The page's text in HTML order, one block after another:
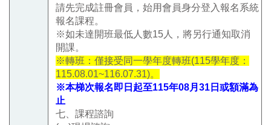
請先完成註冊會員，始用會員身分登入報名系統
報名課程。
※如未達開班最低人數15人，將另行通知取消
開課。
※轉班：僅接受同一學年度轉班(115學年度：
115.08.01~116.07.31)。
※本梯次報名即日起至115年08月31日或額滿為
止
七、課程諮詢